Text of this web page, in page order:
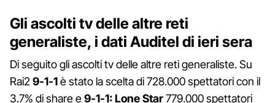
Gli ascolti tv delle altre reti
generaliste, i dati Auditel di ieri sera
Di seguito gli ascolti tv delle altre reti generaliste. Su
Rai2 9-1-1è stato la scelta di 728.000 spettatori con il
3.7% di share e9-1-1: Lone Star779.000 spettatori